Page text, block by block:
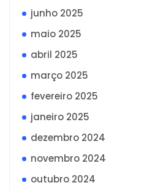
junho 2025
maio 2025
abril 2025
março 2025
fevereiro 2025
janeiro 2025
dezembro 2024
novembro 2024
outubro 2024